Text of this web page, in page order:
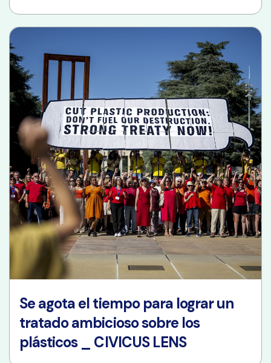
Se agota el tiempo para lograr un
tratado ambicioso sobre los
plásticos _ CIVICUS LENS